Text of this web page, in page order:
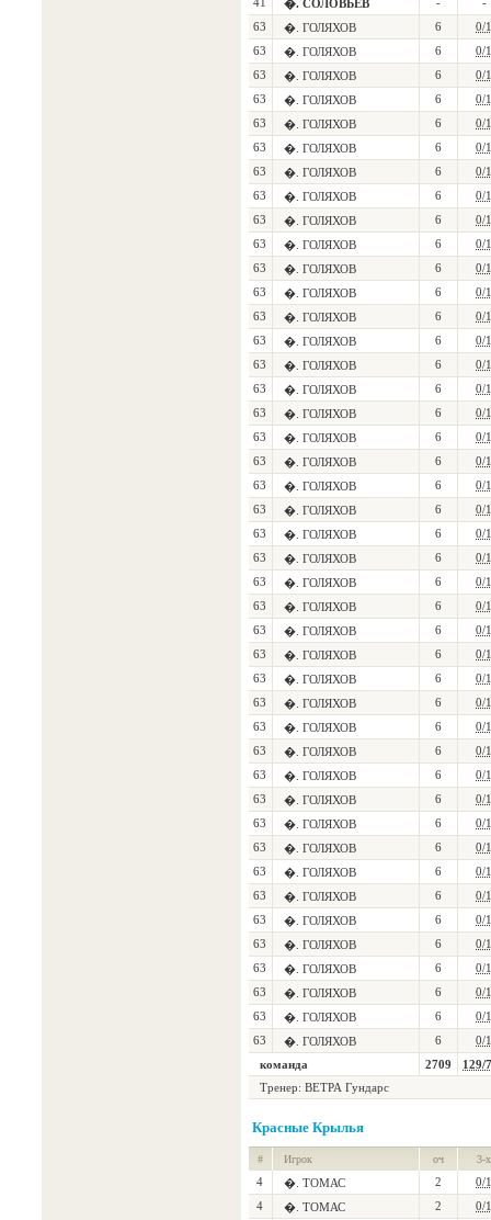
�. СОЛОВЬЕВ
63
�. ГОЛЯХОВ 6
0/1
63
�. ГОЛЯХОВ 6
0/1
63
�. ГОЛЯХОВ 6
0/1
63
�. ГОЛЯХОВ 6
0/1
63
�. ГОЛЯХОВ 6
0/1
63
�. ГОЛЯХОВ 6
0/1
63
�. ГОЛЯХОВ 6
0/1
63
�. ГОЛЯХОВ 6
0/1
63
�. ГОЛЯХОВ 6
0/1
63
�. ГОЛЯХОВ 6
0/1
63
�. ГОЛЯХОВ 6
0/1
63
�. ГОЛЯХОВ 6
0/1
63
�. ГОЛЯХОВ 6
0/1
63
�. ГОЛЯХОВ 6
0/1
63
�. ГОЛЯХОВ 6
0/1
63
�. ГОЛЯХОВ 6
0/1
63
�. ГОЛЯХОВ 6
0/1
63
�. ГОЛЯХОВ 6
0/1
63
�. ГОЛЯХОВ 6
0/1
63
�. ГОЛЯХОВ 6
0/1
63
�. ГОЛЯХОВ 6
0/1
63
�. ГОЛЯХОВ 6
0/1
63
�. ГОЛЯХОВ 6
0/1
63
�. ГОЛЯХОВ 6
0/1
63
�. ГОЛЯХОВ 6
0/1
63
�. ГОЛЯХОВ 6
0/1
63
�. ГОЛЯХОВ 6
0/1
63
�. ГОЛЯХОВ 6
0/1
63
�. ГОЛЯХОВ 6
0/1
63
�. ГОЛЯХОВ 6
0/1
63
�. ГОЛЯХОВ 6
0/1
63
�. ГОЛЯХОВ 6
0/1
63
�. ГОЛЯХОВ 6
0/1
63
�. ГОЛЯХОВ 6
0/1
63
�. ГОЛЯХОВ 6
0/1
63
�. ГОЛЯХОВ 6
0/1
63
�. ГОЛЯХОВ 6
0/1
63
�. ГОЛЯХОВ 6
0/1
63
�. ГОЛЯХОВ 6
0/1
63
�. ГОЛЯХОВ 6
0/1
63
�. ГОЛЯХОВ 6
0/1
63
�. ГОЛЯХОВ 6
0/1
63
�. ГОЛЯХОВ 6
0/1
команда
2709
129/
Тренер: ВЕТРА Гундарс
Красные Крылья
# Игрок оч 3-х
4 �. ТОМАС 2
0/1
4
�. ТОМАС 2
0/1